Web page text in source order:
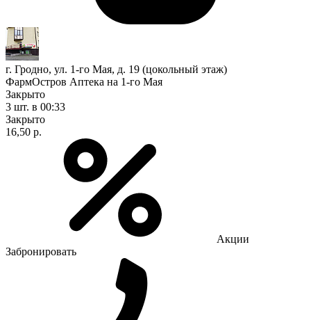
г. Гродно, ул. 1-го Мая, д. 19 (цокольный этаж)
ФармОстров Аптека на 1-го Мая
Закрыто
3 шт. в 00:33
Закрыто
16,50 р.
Акции
Забронировать